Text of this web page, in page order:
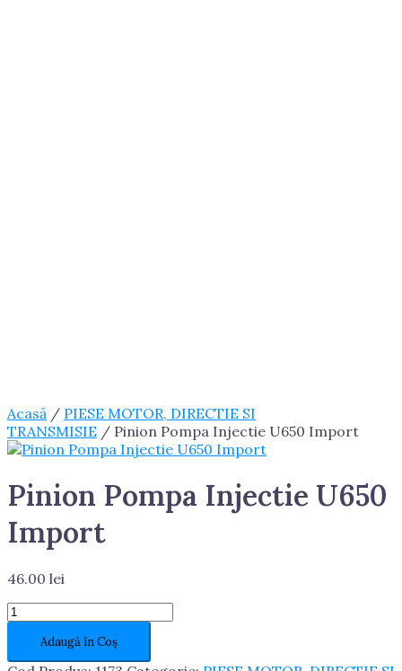
Acasă / PIESE MOTOR, DIRECTIE SI
TRANSMISIE / Pinion Pompa Injectie U650 Import
Pinion Pompa Injectie U650
Import
46.00 lei
Cantitate
Pinion
Pompa
Injectie
Adaugă în Coș